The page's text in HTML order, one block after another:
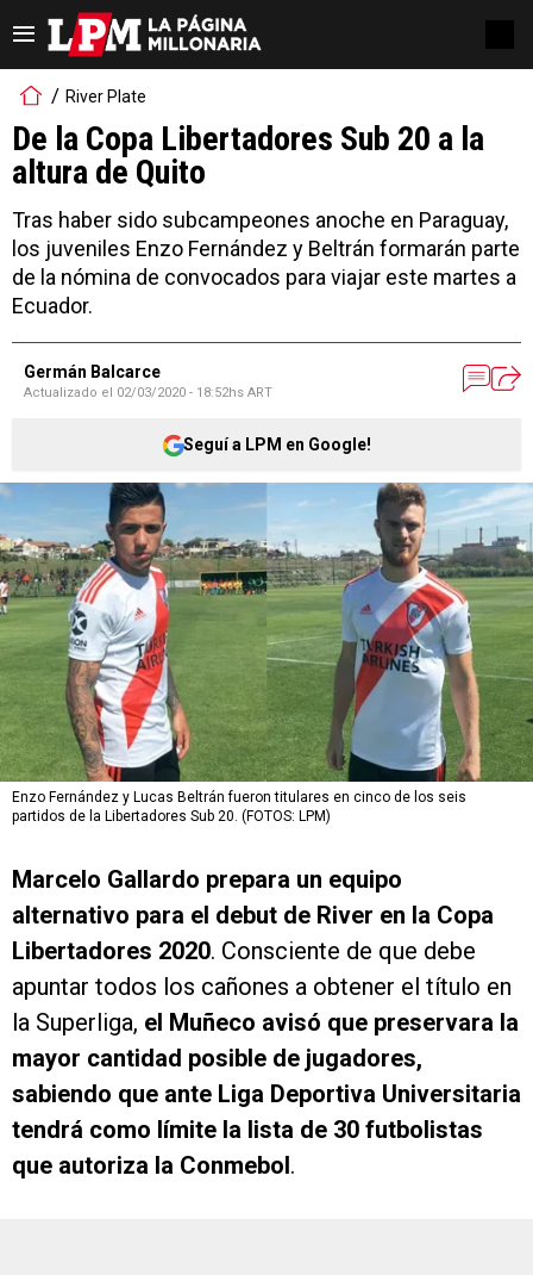
River Plate
De la Copa Libertadores Sub 20 a la
altura de Quito
Tras haber sido subcampeones anoche en Paraguay,
los juveniles Enzo Fernández y Beltrán formarán parte
de la nómina de convocados para viajar este martes a
Ecuador.
Germán Balcarce
Actualizado el 02/03/2020 - 18:52hs ART
Seguí a LPM en Google!
Enzo Fernández y Lucas Beltrán fueron titulares en cinco de los seis
partidos de la Libertadores Sub 20. (FOTOS: LPM)
Marcelo Gallardo prepara un equipo
alternativo para el debut de River en la Copa
Libertadores 2020. Consciente de que debe
apuntar todos los cañones a obtener el título en
la Superliga, el Muñeco avisó que preservara la
mayor cantidad posible de jugadores,
sabiendo que ante Liga Deportiva Universitaria
tendrá como límite la lista de 30 futbolistas
que autoriza la Conmebol .